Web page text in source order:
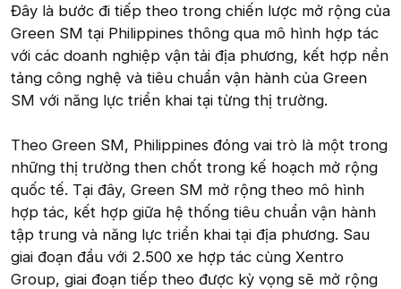
Đây là bước đi tiếp theo trong chiến lược mở rộng của
Green SM tại Philippines thông qua mô hình hợp tác
với các doanh nghiệp vận tải địa phương, kết hợp nền
tảng công nghệ và tiêu chuẩn vận hành của Green
SM với năng lực triển khai tại từng thị trường.
Theo Green SM, Philippines đóng vai trò là một trong
những thị trường then chốt trong kế hoạch mở rộng
quốc tế. Tại đây, Green SM mở rộng theo mô hình
hợp tác, kết hợp giữa hệ thống tiêu chuẩn vận hành
tập trung và năng lực triển khai tại địa phương. Sau
giai đoạn đầu với 2.500 xe hợp tác cùng Xentro
Group, giai đoạn tiếp theo được kỳ vọng sẽ mở rộng